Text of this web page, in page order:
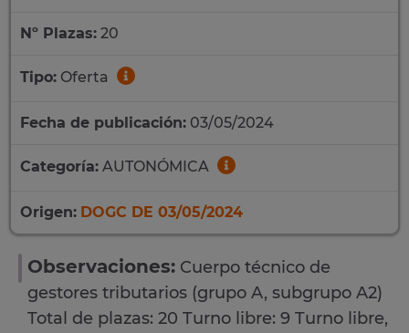
Nº Plazas: 20
Tipo: Oferta
Fecha de publicación: 03/05/2024
Categoría: AUTONÓMICA
Origen: DOGC DE 03/05/2024
Observaciones: Cuerpo técnico de
gestores tributarios (grupo A, subgrupo A2)
Total de plazas: 20 Turno libre: 9 Turno libre,